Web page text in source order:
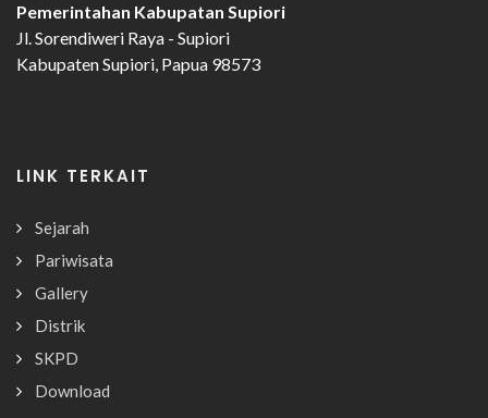
Pemerintahan Kabupatan Supiori
Jl. Sorendiweri Raya - Supiori
Kabupaten Supiori, Papua 98573
LINK TERKAIT
Sejarah
Pariwisata
Gallery
Distrik
SKPD
Download